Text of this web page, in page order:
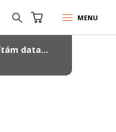
MENU
data...